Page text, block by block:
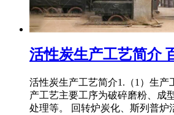
活性炭生产工艺简介
活性炭生产工艺简介1.（1）生产
产工艺主要工序为破碎磨粉、成
处理等。 回转炉炭化、斯列普炉